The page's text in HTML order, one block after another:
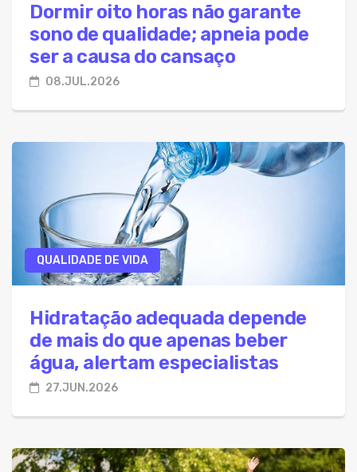
Dormir oito horas não garante
sono de qualidade; apneia pode
ser a causa do cansaço
08.JUL.2026
QUALIDADE DE VIDA
Hidratação adequada depende
de mais do que apenas beber
água, alertam especialistas
27.JUN.2026